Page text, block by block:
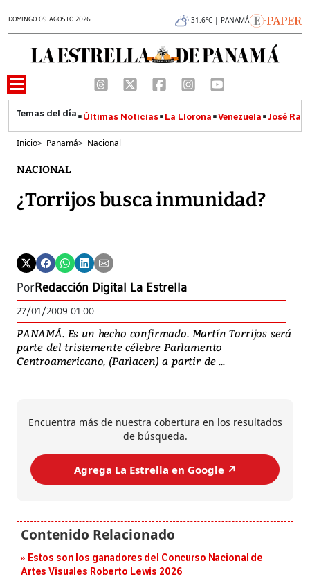
DOMINGO 09 AGOSTO 2026 31.6°C | PANAMÁ
Últimas Noticias La Llorona Venezuela José
Inicio> Panamá> Nacional
NACIONAL
¿Torrijos busca inmunidad?
PorRedacción Digital La Estrella
27/01/2009 01:00
PANAMÁ. Es un hecho confirmado. Martín Torrijos será
parte del tristemente célebre Parlamento
Centroamericano, (Parlacen) a partir de ...
Encuentra más de nuestra cobertura en los resultados
de búsqueda.
Agrega La Estrella en Google ↗️
Estos son los ganadores del Concurso Nacional de
Artes Visuales Roberto Lewis 2026